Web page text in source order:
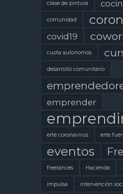
clase de pintura
comunidad
covid19
cuota autonomos
desarrollo comunitario
emprender
erte coronavirus erte
eventos
freelances Hacienda
impulsa intervención